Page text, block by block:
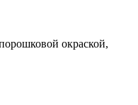
окраской,